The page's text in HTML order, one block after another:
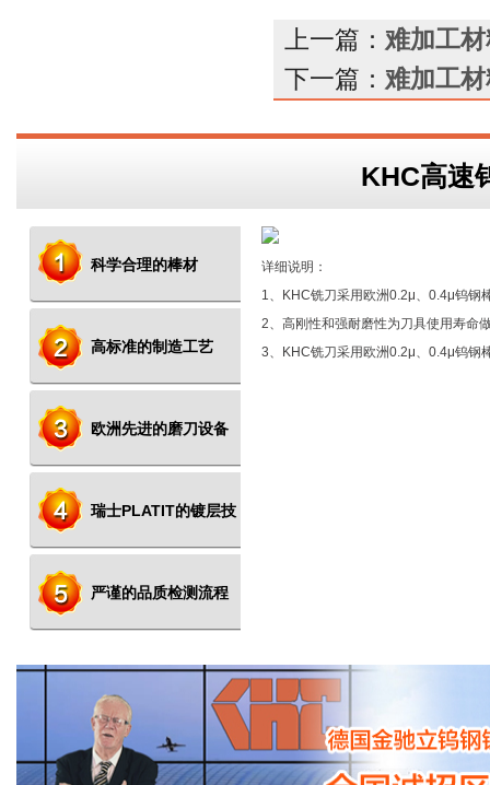
上一篇： 难加工
下一篇： 难加工
KHC高速
科学合理的棒材
高标准的制造工艺
欧洲先进的磨刀设备
瑞士PLATIT的镀层技
术
严谨的品质检测流程
详细说明：
1、KHC铣刀采用欧洲0.2μ、0.4μ钨钢
2、高刚性和强耐磨性为刀具使用寿命
3、KHC铣刀采用欧洲0.2μ、0.4μ钨钢